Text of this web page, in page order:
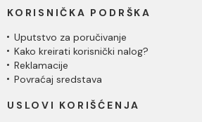
KORISNIČKA PODRŠKA
Uputstvo za poručivanje
Kako kreirati korisnički nalog?
Reklamacije
Povraćaj sredstava
USLOVI KORIŠĆENJA